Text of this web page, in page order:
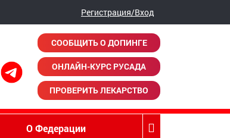
Регистрация/Вход
СООБЩИТЬ О ДОПИНГЕ
ОНЛАЙН-КУРС РУСАДА
ПРОВЕРИТЬ ЛЕКАРСТВО
О Федерации